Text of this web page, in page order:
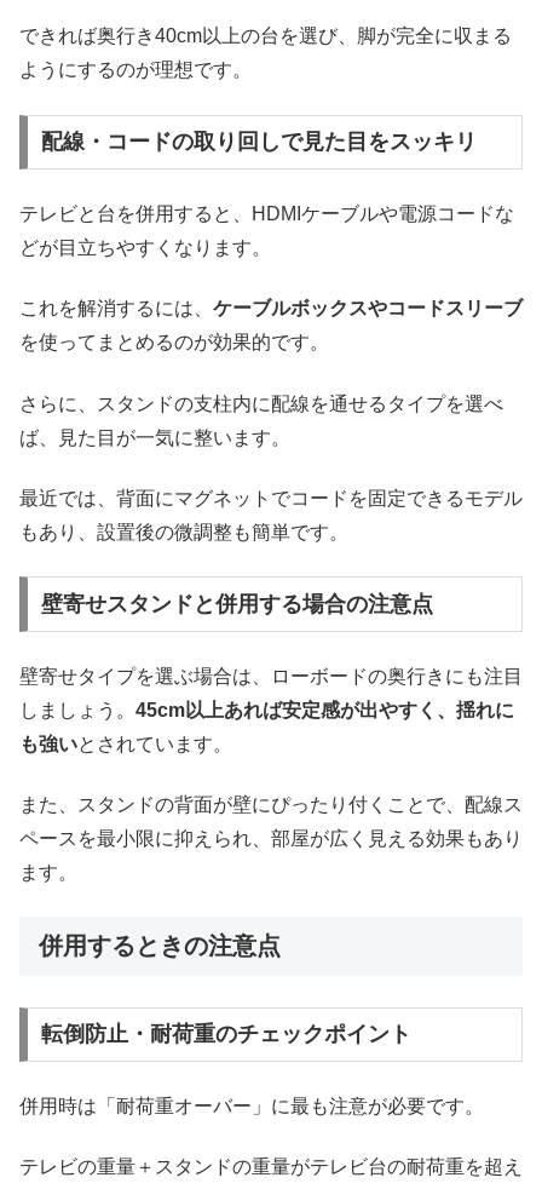
できれば奥行き40cm以上の台を選び、脚が完全に収まる
ようにするのが理想です。
配線・コードの取り回しで見た目をスッキリ
テレビと台を併用すると、HDMIケーブルや電源コードな
どが目立ちやすくなります。
これを解消するには、 ケーブルボックスやコードスリーブ
を使ってまとめるのが効果的です。
さらに、スタンドの支柱内に配線を通せるタイプを選べ
ば、見た目が一気に整います。
最近では、背面にマグネットでコードを固定できるモデル
もあり、設置後の微調整も簡単です。
壁寄せスタンドと併用する場合の注意点
壁寄せタイプを選ぶ場合は、ローボードの奥行きにも注目
しましょう。 45cm以上あれば安定感が出やすく、揺れに
も強いとされています。
また、スタンドの背面が壁にぴったり付くことで、配線ス
ペースを最小限に抑えられ、部屋が広く見える効果もあり
ます。
併用するときの注意点
転倒防止・耐荷重のチェックポイント
併用時は「耐荷重オーバー」に最も注意が必要です。
テレビの重量＋スタンドの重量がテレビ台の耐荷重を超え